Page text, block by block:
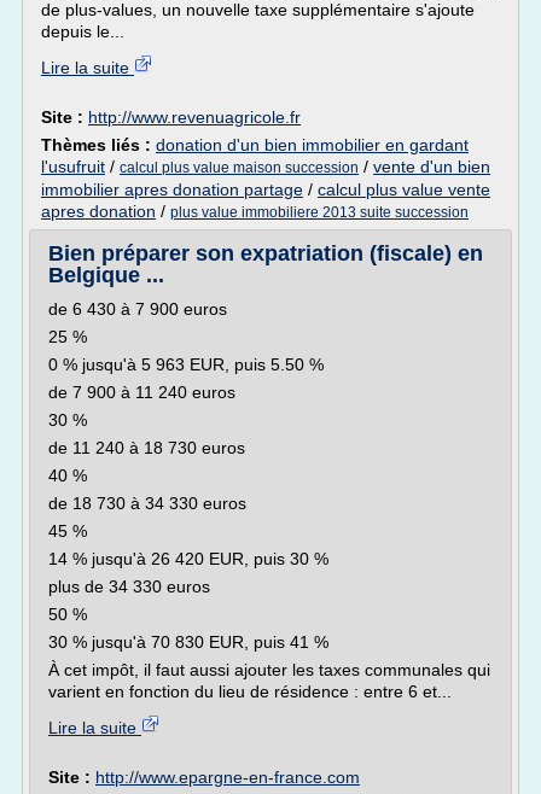
de plus-values, un nouvelle taxe supplémentaire s'ajoute
depuis le...
Lire la suite
Site : http://www.revenuagricole.fr
Thèmes liés : donation d'un bien immobilier en gardant
l'usufruit / calcul plus value maison succession / vente d'un bien
immobilier apres donation partage / calcul plus value vente
apres donation / plus value immobiliere 2013 suite succession
Bien préparer son expatriation (fiscale) en
Belgique ...
de 6 430 à 7 900 euros
25 %
0 % jusqu'à 5 963 EUR, puis 5.50 %
de 7 900 à 11 240 euros
30 %
de 11 240 à 18 730 euros
40 %
de 18 730 à 34 330 euros
45 %
14 % jusqu'à 26 420 EUR, puis 30 %
plus de 34 330 euros
50 %
30 % jusqu'à 70 830 EUR, puis 41 %
À cet impôt, il faut aussi ajouter les taxes communales qui
varient en fonction du lieu de résidence : entre 6 et...
Lire la suite
Site : http://www.epargne-en-france.com